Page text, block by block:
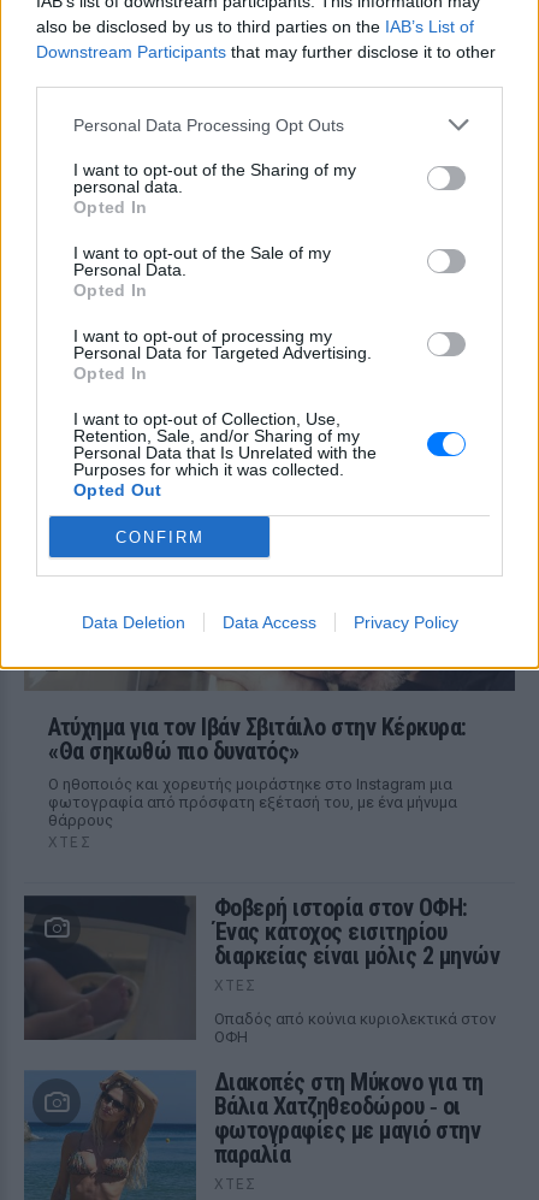
also be disclosed by us to third parties on the IAB’s List of
Downstream Participants that may further disclose it to other
Personal Data Processing Opt Outs
I want to opt-out of the Sharing of my
personal data.
Opted In
I want to opt-out of the Sale of my
Personal Data.
Opted In
I want to opt-out of processing my
Personal Data for Targeted Advertising.
Opted In
I want to opt-out of Collection, Use,
Retention, Sale, and/or Sharing of my
Personal Data that Is Unrelated with the
Purposes for which it was collected.
Opted Out
CONFIRM
Data Deletion Data Access Privacy Policy
Η παρουσιάστρια μοιράστηκε στο
Instagram σειρά στιγμιότυπων από τις
των ανέμων».
Η Γαρυφαλλιά Καληφώνη στην
τις πόζες της
Το μοντέλο μοιράστηκε φωτογραφίες
από τις καλοκαιρινές της διακοπές στο
Ιωάννα Τούνη: «Έβγαλα όλο το
βράδυ στο νοσοκομείο με ορούς
και αντιβιώσεις»
Η επιχειρηματίας έπαθε τροφική
δηλητηρίαση και μοιράστηκε με τους
followers της στο Instagram τις δύσκολες
Ατύχημα για τον Ιβάν Σβιτάιλο στην Κέρκυρα:
«Θα σηκωθώ πιο δυνατός»
Ο ηθοποιός και χορευτής μοιράστηκε στο Instagram μια
φωτογραφία από πρόσφατη εξέτασή του, με ένα μήνυμα
θάρρους
ΧΤΕΣ
Φοβερή ιστορία στον ΟΦΗ:
Ένας κάτοχος εισιτηρίου
διαρκείας είναι μόλις 2 μηνών
ΧΤΕΣ
Οπαδός από κούνια κυριολεκτικά στον
ΟΦΗ
Διακοπές στη Μύκονο για τη
Βάλια Χατζηθεοδώρου ‑ οι
φωτογραφίες με μαγιό στην
παραλία
ΧΤΕΣ